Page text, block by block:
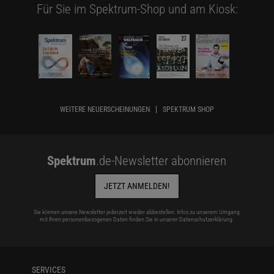
Für Sie im Spektrum-Shop und am Kiosk:
WEITERE NEUERSCHEINUNGEN SPEKTRUM SHOP
Spektrum.de-Newsletter abonnieren
JETZT ANMELDEN!
Sie können unsere Newsletter jederzeit wieder abbestellen. Infos zu unserem Umgang
mit Ihren personenbezogenen Daten finden Sie in unserer Datenschutzerklärung
SERVICES